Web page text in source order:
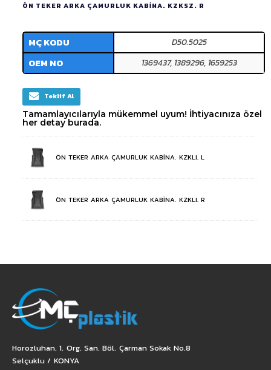
ÖN TEKER ARKA ÇAMURLUK KABİNA. KZKSZ. R
MÇ KODU D50.5025
OEM NO 1369437, 1389296, 1659253
Teklif Al
Tamamlayıcılarıyla mükemmel uyum! İhtiyacınıza özel
her detay burada.
ÖN TEKER ARKA ÇAMURLUK KABİNA. KZKLI. L
ÖN TEKER ARKA ÇAMURLUK KABİNA. KZKLI. R
Horozluhan, 1. Org. San. Böl. Çarman Sokak No.8
Selçuklu / KONYA